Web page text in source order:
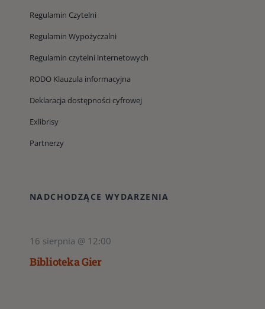
Regulamin Czytelni
Regulamin Wypożyczalni
Regulamin czytelni internetowych
RODO Klauzula informacyjna
Deklaracja dostępności cyfrowej
Exlibrisy
Partnerzy
NADCHODZĄCE WYDARZENIA
16 sierpnia @ 12:00
Biblioteka Gier